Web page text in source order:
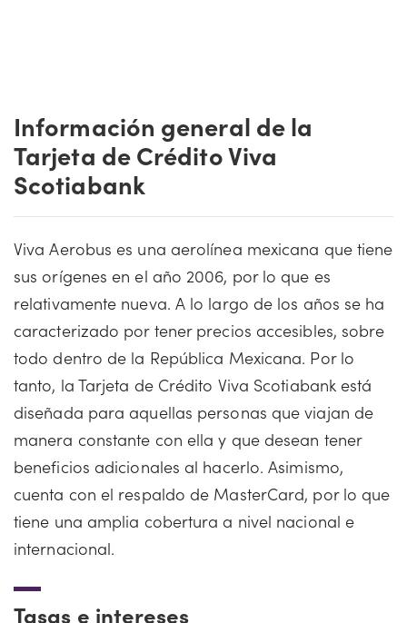
Información general de la
Tarjeta de Crédito Viva
Scotiabank
Viva Aerobus es una aerolínea mexicana que tiene
sus orígenes en el año 2006, por lo que es
relativamente nueva. A lo largo de los años se ha
caracterizado por tener precios accesibles, sobre
todo dentro de la República Mexicana. Por lo
tanto, la Tarjeta de Crédito Viva Scotiabank está
diseñada para aquellas personas que viajan de
manera constante con ella y que desean tener
beneficios adicionales al hacerlo. Asimismo,
cuenta con el respaldo de MasterCard, por lo que
tiene una amplia cobertura a nivel nacional e
internacional.
Tasas e intereses